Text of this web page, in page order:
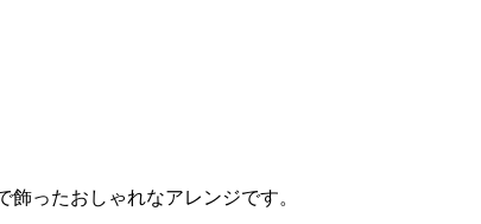
ったおしゃれなアレンジです。